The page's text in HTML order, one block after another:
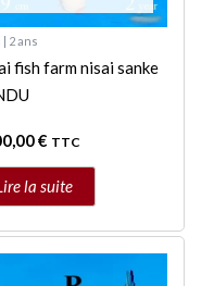
| 2 ans
fish farm nisai sanke
€ TTC
la suite